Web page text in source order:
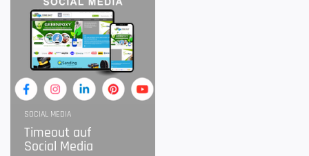
SOCIAL MEDIA
Timeout auf
Social Media